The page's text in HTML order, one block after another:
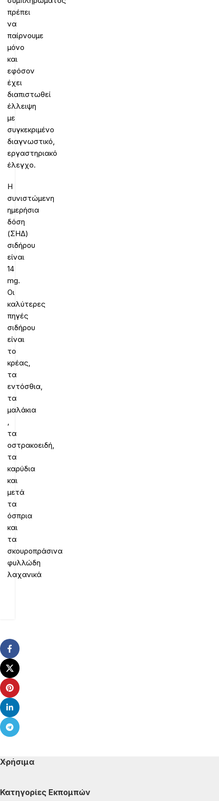
πρέπει
να
παίρνουμε
μόνο
και
εφόσον
έχει
διαπιστωθεί
έλλειψη
με
συγκεκριμένο
διαγνωστικό,
εργαστηριακό
έλεγχο.
Η
συνιστώμενη
ημερήσια
δόση
(ΣΗΔ)
σιδήρου
είναι
14
mg.
Οι
καλύτερες
πηγές
σιδήρου
είναι
το
κρέας,
τα
εντόσθια,
τα
μαλάκια
,
τα
οστρακοειδή,
τα
καρύδια
και
μετά
τα
όσπρια
και
τα
σκουροπράσινα
φυλλώδη
λαχανικά
Χρήσιμα
Κατηγορίες Εκπομπών